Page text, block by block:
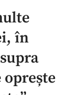
în
oprește